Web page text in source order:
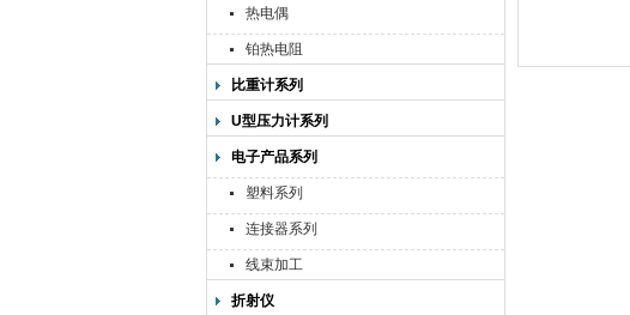
热电偶
铂热电阻
比重计系列
U型压力计系列
电子产品系列
塑料系列
连接器系列
线束加工
折射仪